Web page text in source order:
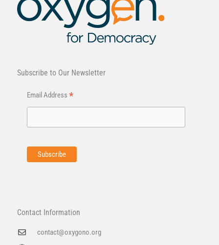
Subscribe to Our Newsletter
Email Address *
Contact Information
contact@oxygono.org